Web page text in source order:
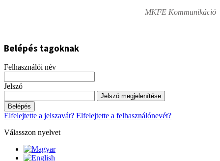
MKFE Kommunikáció
Belépés tagoknak
Felhasználói név
Jelszó
Jelszó megjelenítése
Belépés
Elfelejtette a jelszavát? Elfelejtette a felhasználónevét?
Válasszon nyelvet